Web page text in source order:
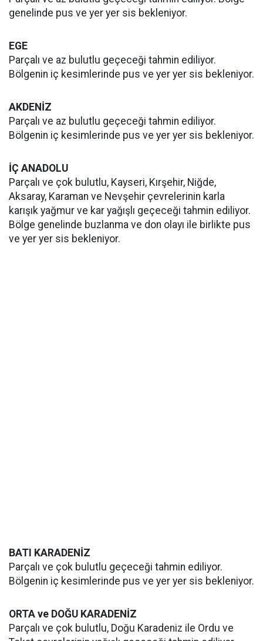
genelinde pus ve yer yer sis bekleniyor.
EGE
Parçalı ve az bulutlu geçeceği tahmin ediliyor.
Bölgenin iç kesimlerinde pus ve yer yer sis bekleniyor.
AKDENİZ
Parçalı ve az bulutlu geçeceği tahmin ediliyor.
Bölgenin iç kesimlerinde pus ve yer yer sis bekleniyor.
İÇ ANADOLU
Parçalı ve çok bulutlu, Kayseri, Kırşehir, Niğde,
Aksaray, Karaman ve Nevşehir çevrelerinin karla
karışık yağmur ve kar yağışlı geçeceği tahmin ediliyor.
Bölge genelinde buzlanma ve don olayı ile birlikte pus
ve yer yer sis bekleniyor.
BATI KARADENİZ
Parçalı ve çok bulutlu geçeceği tahmin ediliyor.
Bölgenin iç kesimlerinde pus ve yer yer sis bekleniyor.
ORTA ve DOĞU KARADENİZ
Parçalı ve çok bulutlu, Doğu Karadeniz ile Ordu ve